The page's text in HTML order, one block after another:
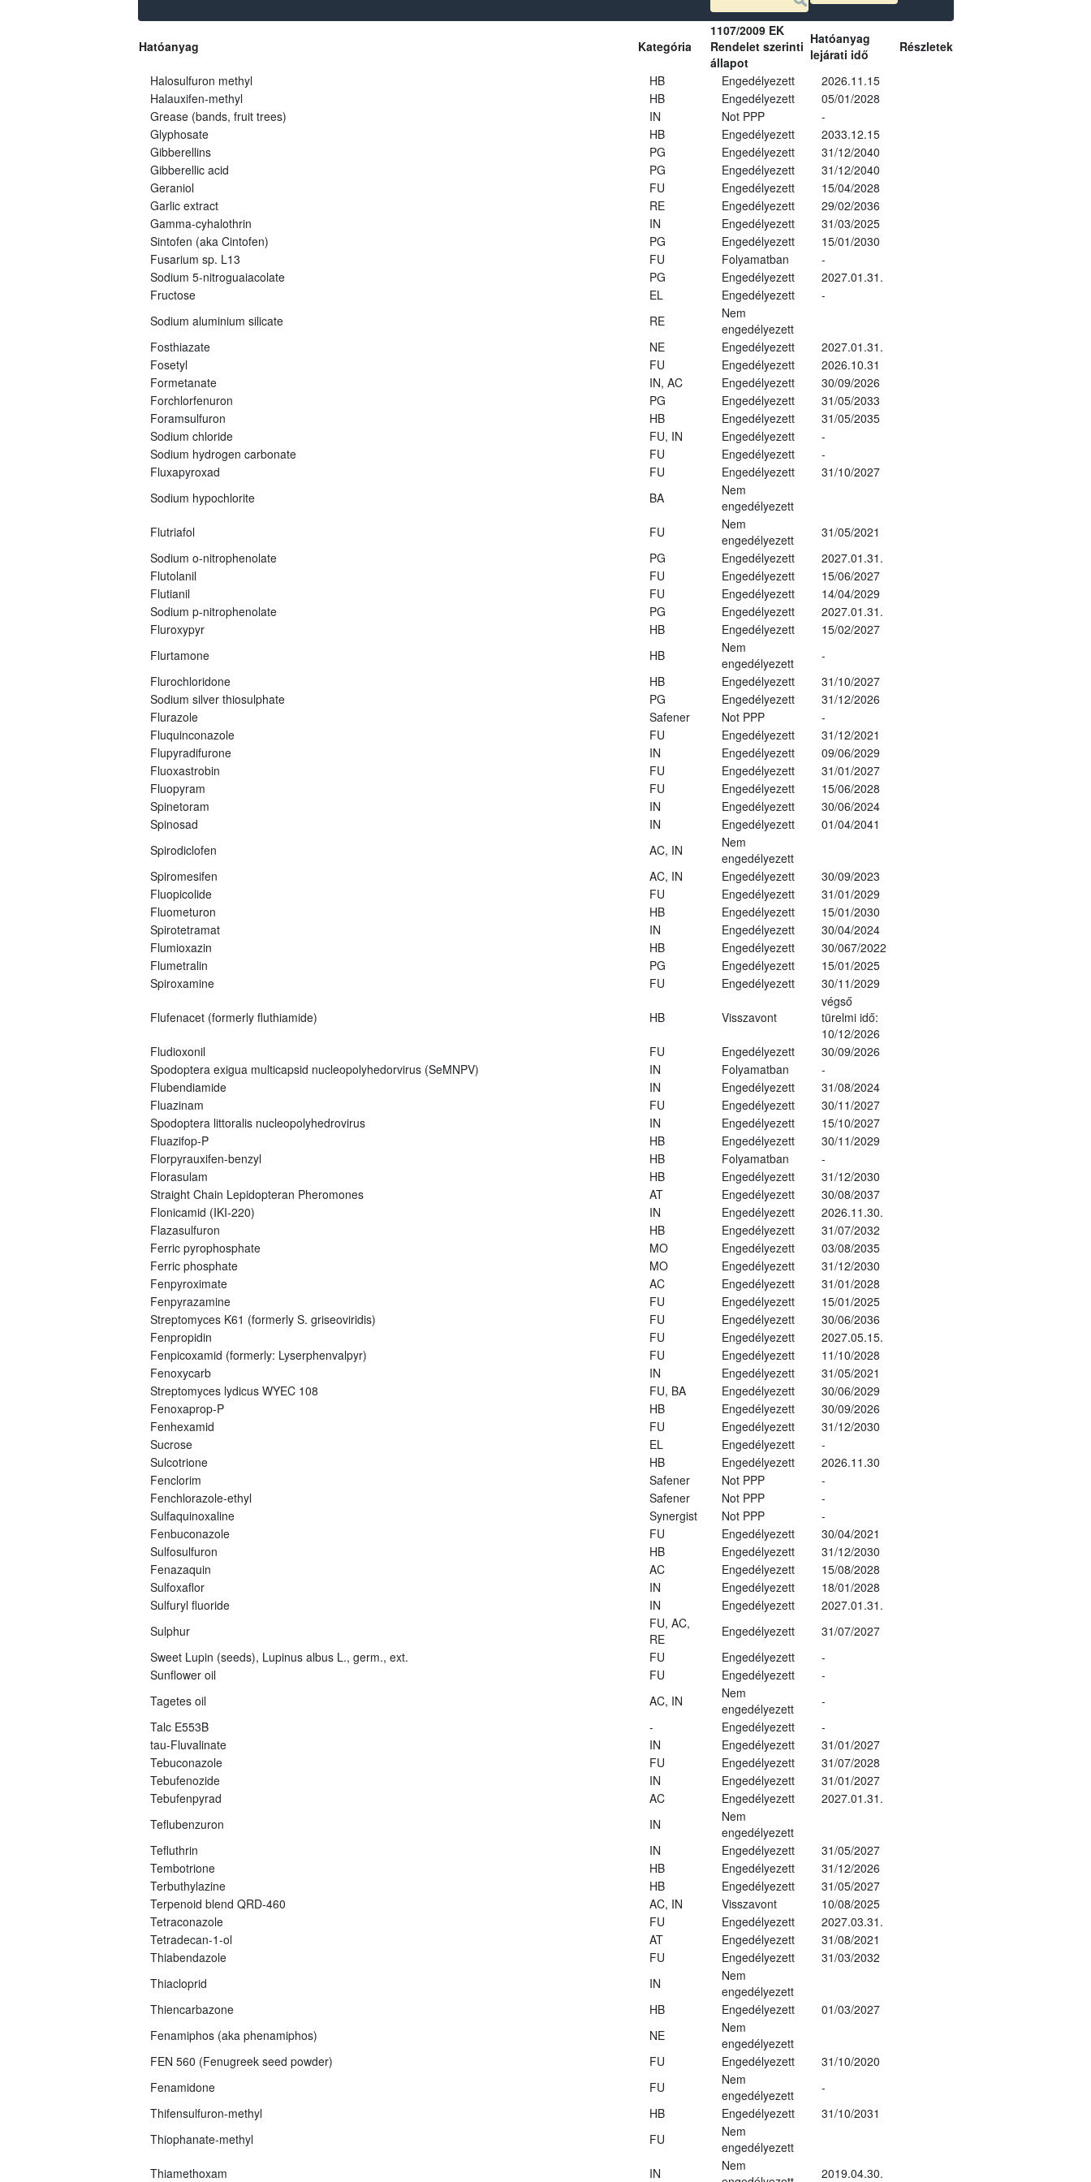
Hatóanyag Kategória
1107/2009 EK
Rendelet szerinti
állapot
Hatóanyag
lejárati idő
Részletek
Halosulfuron methyl HB Engedélyezett
2026.11.15
Halauxifen-methyl
HB Engedélyezett
05/01/2028
Grease (bands, fruit trees)
IN Not PPP
-
Glyphosate
HB Engedélyezett
2033.12.15
Gibberellins
PG Engedélyezett
31/12/2040
Gibberellic acid
PG Engedélyezett
31/12/2040
Geraniol
FU Engedélyezett
15/04/2028
Garlic extract
RE Engedélyezett
29/02/2036
Gamma-cyhalothrin
IN Engedélyezett
31/03/2025
Sintofen (aka Cintofen)
PG Engedélyezett
15/01/2030
Fusarium sp. L13
FU Folyamatban
-
Sodium 5-nitroguaiacolate
PG Engedélyezett
2027.01.31.
Fructose
EL Engedélyezett
-
Sodium aluminium silicate
RE
Nem
engedélyezett
Fosthiazate
NE Engedélyezett
2027.01.31.
Fosetyl
FU Engedélyezett
2026.10.31
Formetanate
IN, AC Engedélyezett
30/09/2026
Forchlorfenuron
PG Engedélyezett
31/05/2033
Foramsulfuron
HB Engedélyezett
31/05/2035
Sodium chloride
FU, IN Engedélyezett
-
Sodium hydrogen carbonate
FU Engedélyezett
-
Fluxapyroxad
FU Engedélyezett
31/10/2027
Sodium hypochlorite
BA
Nem
engedélyezett
Flutriafol
FU
Nem
engedélyezett
31/05/2021
Sodium o-nitrophenolate
PG Engedélyezett
2027.01.31.
Flutolanil
FU Engedélyezett
15/06/2027
Flutianil
FU Engedélyezett
14/04/2029
Sodium p-nitrophenolate
PG Engedélyezett
2027.01.31.
Fluroxypyr
HB Engedélyezett
15/02/2027
Flurtamone
HB
Nem
engedélyezett
-
Flurochloridone
HB Engedélyezett
31/10/2027
Sodium silver thiosulphate
PG Engedélyezett
31/12/2026
Flurazole
Safener Not PPP
-
Fluquinconazole
FU Engedélyezett
31/12/2021
Flupyradifurone
IN Engedélyezett
09/06/2029
Fluoxastrobin
FU Engedélyezett
31/01/2027
Fluopyram
FU Engedélyezett
15/06/2028
Spinetoram
IN Engedélyezett
30/06/2024
Spinosad
IN Engedélyezett
01/04/2041
Spirodiclofen
AC, IN
Nem
engedélyezett
Spiromesifen
AC, IN Engedélyezett
30/09/2023
Fluopicolide
FU Engedélyezett
31/01/2029
Fluometuron
HB Engedélyezett
15/01/2030
Spirotetramat
IN Engedélyezett
30/04/2024
Flumioxazin
HB Engedélyezett
30/067/2022
Flumetralin
PG Engedélyezett
15/01/2025
Spiroxamine
FU Engedélyezett 30/11/2029
Flufenacet (formerly fluthiamide) HB Visszavont
végső
türelmi idő:
10/12/2026
Fludioxonil
FU Engedélyezett
30/09/2026
Spodoptera exigua multicapsid nucleopolyhedorvirus (SeMNPV)
IN Folyamatban
-
Flubendiamide
IN Engedélyezett
31/08/2024
Fluazinam
FU Engedélyezett
30/11/2027
Spodoptera littoralis nucleopolyhedrovirus
IN Engedélyezett
15/10/2027
Fluazifop-P
HB Engedélyezett
30/11/2029
Florpyrauxifen-benzyl
HB Folyamatban
-
Florasulam
HB Engedélyezett
31/12/2030
Straight Chain Lepidopteran Pheromones
AT Engedélyezett
30/08/2037
Flonicamid (IKI-220)
IN Engedélyezett
2026.11.30.
Flazasulfuron
HB Engedélyezett
31/07/2032
Ferric pyrophosphate
MO Engedélyezett
03/08/2035
Ferric phosphate
MO Engedélyezett
31/12/2030
Fenpyroximate
AC Engedélyezett
31/01/2028
Fenpyrazamine
FU Engedélyezett
15/01/2025
Streptomyces K61 (formerly S. griseoviridis)
FU Engedélyezett
30/06/2036
Fenpropidin
FU Engedélyezett
2027.05.15.
Fenpicoxamid (formerly: Lyserphenvalpyr)
FU Engedélyezett
11/10/2028
Fenoxycarb
IN Engedélyezett
31/05/2021
Streptomyces lydicus WYEC 108
FU, BA Engedélyezett
30/06/2029
Fenoxaprop-P
HB Engedélyezett
30/09/2026
Fenhexamid
FU Engedélyezett
31/12/2030
Sucrose
EL Engedélyezett
-
Sulcotrione
HB Engedélyezett
2026.11.30
Fenclorim
Safener Not PPP
-
Fenchlorazole-ethyl
Safener Not PPP
-
Sulfaquinoxaline
Synergist Not PPP
-
Fenbuconazole
FU Engedélyezett
30/04/2021
Sulfosulfuron
HB Engedélyezett
31/12/2030
Fenazaquin
AC Engedélyezett
15/08/2028
Sulfoxaflor
IN Engedélyezett
18/01/2028
Sulfuryl fluoride
IN Engedélyezett
2027.01.31.
Sulphur
FU, AC,
RE
Engedélyezett
31/07/2027
Sweet Lupin (seeds), Lupinus albus L., germ., ext.
FU Engedélyezett
-
Sunflower oil
FU Engedélyezett
-
Tagetes oil
AC, IN
Nem
engedélyezett
-
Talc E553B
- Engedélyezett
-
tau-Fluvalinate
IN Engedélyezett
31/01/2027
Tebuconazole
FU Engedélyezett
31/07/2028
Tebufenozide
IN Engedélyezett
31/01/2027
Tebufenpyrad
AC Engedélyezett
2027.01.31.
Teflubenzuron
IN
Nem
engedélyezett
Tefluthrin
IN Engedélyezett
31/05/2027
Tembotrione
HB Engedélyezett
31/12/2026
Terbuthylazine
HB Engedélyezett
31/05/2027
Terpenoid blend QRD-460
AC, IN Visszavont
10/08/2025
Tetraconazole
FU Engedélyezett
2027.03.31.
Tetradecan-1-ol
AT Engedélyezett
31/08/2021
Thiabendazole
FU Engedélyezett
31/03/2032
Thiacloprid
IN
Nem
engedélyezett
Thiencarbazone
HB Engedélyezett
01/03/2027
Fenamiphos (aka phenamiphos)
NE
Nem
engedélyezett
FEN 560 (Fenugreek seed powder)
FU Engedélyezett
31/10/2020
Fenamidone
FU
Nem
engedélyezett
-
Thifensulfuron-methyl
HB Engedélyezett
31/10/2031
Thiophanate-methyl
FU
Nem
engedélyezett
Thiamethoxam
IN
Nem
2019.04.30.